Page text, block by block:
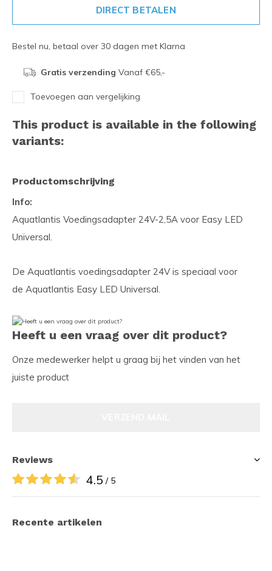
DIRECT BETALEN
Bestel nu, betaal over 30 dagen met Klarna
Gratis verzending Vanaf €65,-
Toevoegen aan vergelijking
This product is available in the following
variants:
Productomschrijving
Info:
Aquatlantis Voedingsadapter 24V-2,5A voor Easy LED
Universal.
De Aquatlantis voedingsadapter 24V is speciaal voor
de Aquatlantis Easy LED Universal.
Heeft u een vraag over dit product?
Onze medewerker helpt u graag bij het vinden van het
juiste product
Reviews
4.5 / 5
Recente artikelen